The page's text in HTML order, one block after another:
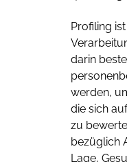
Profiling
darin
werden,
die sich
zu
bezüglich
Lage,